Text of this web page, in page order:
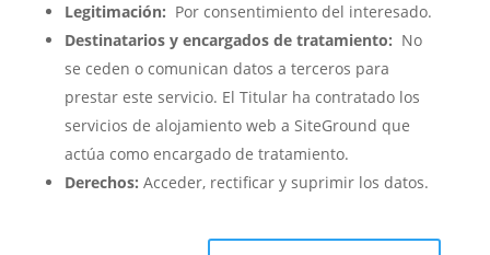
Legitimación: Por consentimiento del interesado.
Destinatarios y encargados de tratamiento: No
se ceden o comunican datos a terceros para
prestar este servicio. El Titular ha contratado los
servicios de alojamiento web a SiteGround que
actúa como encargado de tratamiento.
Derechos: Acceder, rectificar y suprimir los datos.